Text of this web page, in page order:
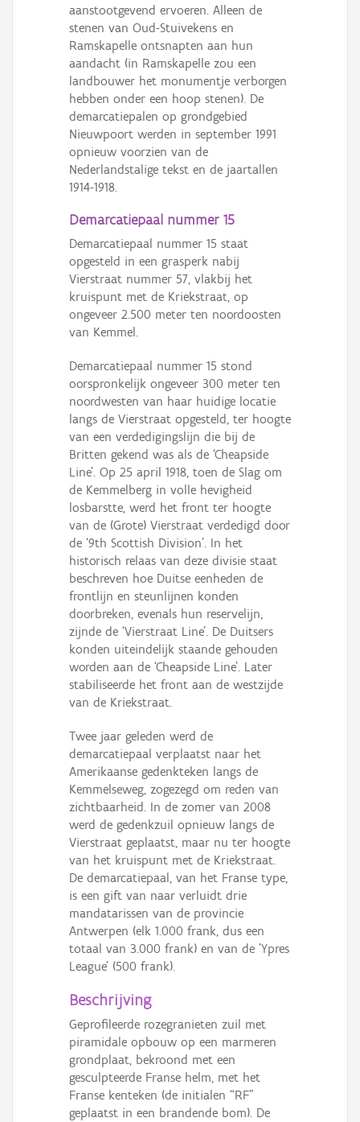
aanstootgevend ervoeren. Alleen de
stenen van Oud-Stuivekens en
Ramskapelle ontsnapten aan hun
aandacht (in Ramskapelle zou een
landbouwer het monumentje verborgen
hebben onder een hoop stenen). De
demarcatiepalen op grondgebied
Nieuwpoort werden in september 1991
opnieuw voorzien van de
Nederlandstalige tekst en de jaartallen
1914-1918.
Demarcatiepaal nummer 15
Demarcatiepaal nummer 15 staat
opgesteld in een grasperk nabij
Vierstraat nummer 57, vlakbij het
kruispunt met de Kriekstraat, op
ongeveer 2.500 meter ten noordoosten
van Kemmel.
Demarcatiepaal nummer 15 stond
oorspronkelijk ongeveer 300 meter ten
noordwesten van haar huidige locatie
langs de Vierstraat opgesteld, ter hoogte
van een verdedigingslijn die bij de
Britten gekend was als de ‘Cheapside
Line’. Op 25 april 1918, toen de Slag om
de Kemmelberg in volle hevigheid
losbarstte, werd het front ter hoogte
van de (Grote) Vierstraat verdedigd door
de ‘9th Scottish Division’. In het
historisch relaas van deze divisie staat
beschreven hoe Duitse eenheden de
frontlijn en steunlijnen konden
doorbreken, evenals hun reservelijn,
zijnde de ‘Vierstraat Line’. De Duitsers
konden uiteindelijk staande gehouden
worden aan de ‘Cheapside Line’. Later
stabiliseerde het front aan de westzijde
van de Kriekstraat.
Twee jaar geleden werd de
demarcatiepaal verplaatst naar het
Amerikaanse gedenkteken langs de
Kemmelseweg, zogezegd om reden van
zichtbaarheid. In de zomer van 2008
werd de gedenkzuil opnieuw langs de
Vierstraat geplaatst, maar nu ter hoogte
van het kruispunt met de Kriekstraat.
De demarcatiepaal, van het Franse type,
is een gift van naar verluidt drie
mandatarissen van de provincie
Antwerpen (elk 1.000 frank, dus een
totaal van 3.000 frank) en van de 'Ypres
League' (500 frank).
Beschrijving
Geprofileerde rozegranieten zuil met
piramidale opbouw op een marmeren
grondplaat, bekroond met een
gesculpteerde Franse helm, met het
Franse kenteken (de initialen “RF”
geplaatst in een brandende bom). De